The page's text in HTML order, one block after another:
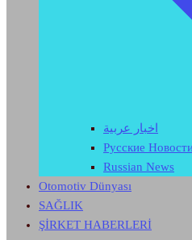
اخبار عربية
Русские
Russian News
Otomotiv Dünyası
SAĞLIK
ŞİRKET HABERLERİ